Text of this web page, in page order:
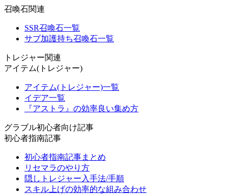
召喚石関連
SSR召喚石一覧
サブ加護持ち召喚石一覧
トレジャー関連
アイテム(トレジャー)
アイテム(トレジャー)一覧
イデア一覧
『アストラ』の効率良い集め方
グラブル初心者向け記事
初心者指南記事
初心者指南記事まとめ
リセマラのやり方
隠しトレジャー入手法/手順
スキル上げの効率的な組み合わせ